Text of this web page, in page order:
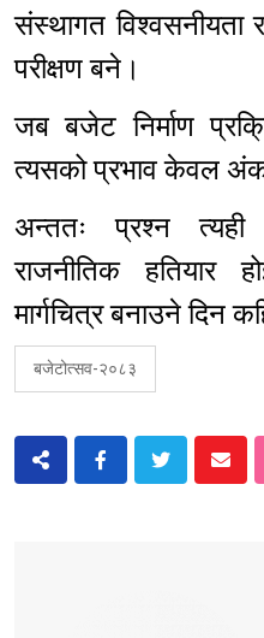
संस्थागत विश्वसनीयता र
परीक्षण बने।
जब बजेट निर्माण
त्यसको प्रभाव केवल
अन्ततः प्रश्न
राजनीतिक हतियार
मार्गचित्र बनाउने दिन
बजेटोत्सव-२०८३